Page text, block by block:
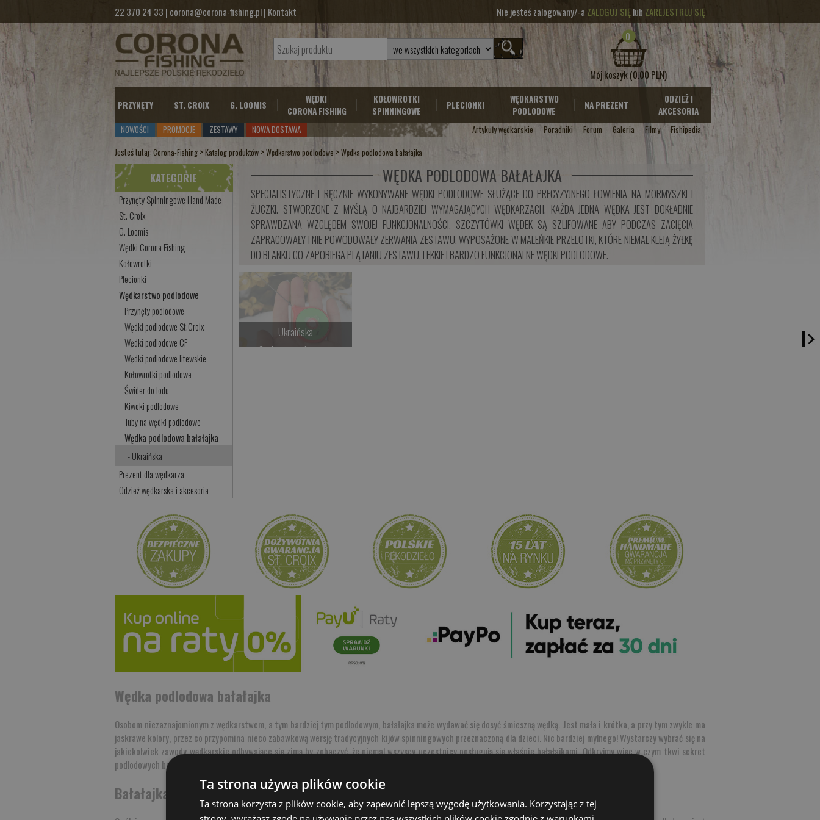
22 370 24 33 | corona@corona-fishing.pl| Kontakt Nie jesteś zalogowany/-a ZALOGUJ SIĘlub ZAREJESTRUJ SIĘ
0
Mój koszyk(0.00 PLN)
PRZYNĘTY ST. CROIX G. LOOMIS
WĘDKI
CORONA FISHING
KOŁOWROTKI
SPINNINGOWE
PLECIONKI
WĘDKARSTWO
PODLODOWE
NA PREZENT
ODZIEŻ I
AKCESORIA
NOWOŚCI
PROMOCJE ZESTAWY NOWA DOSTAWA Artykuły wędkarskie Poradniki Forum Galeria Filmy
Fishipedia
Jesteś tutaj: Corona-Fishing >Katalog produktów >Wędkarstwo podlodowe >Wędka podlodowa bałałajka
KATEGORIE
Przynęty Spinningowe Hand Made
St. Croix
G. Loomis
Wędki Corona Fishing
Kołowrotki
Plecionki
Wędkarstwo podlodowe
Przynęty podlodowe
Wędki podlodowe St.Croix
Wędki podlodowe CF
Wędki podlodowe litewskie
Kołowrotki podlodowe
Świder do lodu
Kiwoki podlodowe
Tuby na wędki podlodowe
Wędka podlodowa bałałajka
- Ukraińska
Prezent dla wędkarza
Odzież wędkarska i akcesoria
WĘDKA PODLODOWA BAŁAŁAJKA
SPECJALISTYCZNE I RĘCZNIE WYKONYWANE WĘDKI PODLODOWE SŁUŻĄCE DO PRECYZYJNEGO ŁOWIENIA NA MORMYSZKI I
ŻUCZKI. STWORZONE Z MYŚLĄ O NAJBARDZIEJ WYMAGAJĄCYCH WĘDKARZACH. KAŻDA JEDNA WĘDKA JEST DOKŁADNIE
SPRAWDZANA WZGLĘDEM SWOJEJ FUNKCJONALNOŚCI. SZCZYTÓWKI WĘDEK SĄ SZLIFOWANE ABY PODCZAS ZACIĘCIA
ZAPRACOWAŁY I NIE POWODOWAŁY ZERWANIA ZESTAWU. WYPOSAŻONE W MALEŃKIE PRZELOTKI, KTÓRE NIEMAL KLEJĄ ŻYŁKĘ
DO BLANKU CO ZAPOBIEGA PLĄTANIU ZESTAWU. LEKKIE I BARDZO FUNKCJONALNE WĘDKI PODLODOWE.
Ukraińska
Czekamy na dostawę
Wędka podlodowa bałałajka
Osobom niezaznajomionym z wędkarstwem, a tym bardziej tym podlodowym, bałałajka może wydawać się dosyć śmieszną wędką. Jest mała i krótka, a przy tym zwykle ma
jaskrawe kolory, przez co przypomina nieco zabawkową wersję tradycyjnych kijów spinningowych przeznaczoną dla dzieci. Nic bardziej mylnego! Wystarczy wybrać się na
jakiekolwiek zawody wędkarskie odbywające się zimą by zobaczyć, że niemal wszyscy uczestnicy posługują się właśnie bałałajkami. Odkryjmy więc w czym tkwi sekret
podlodowych bałałajek i ich popularności.
Bałałajka podlodowa dla niewtajemniczonych
Ta strona używa plików cookie
Ta strona korzysta z plików cookie, aby zapewnić lepszą wygodę użytkowania. Korzystając z tej